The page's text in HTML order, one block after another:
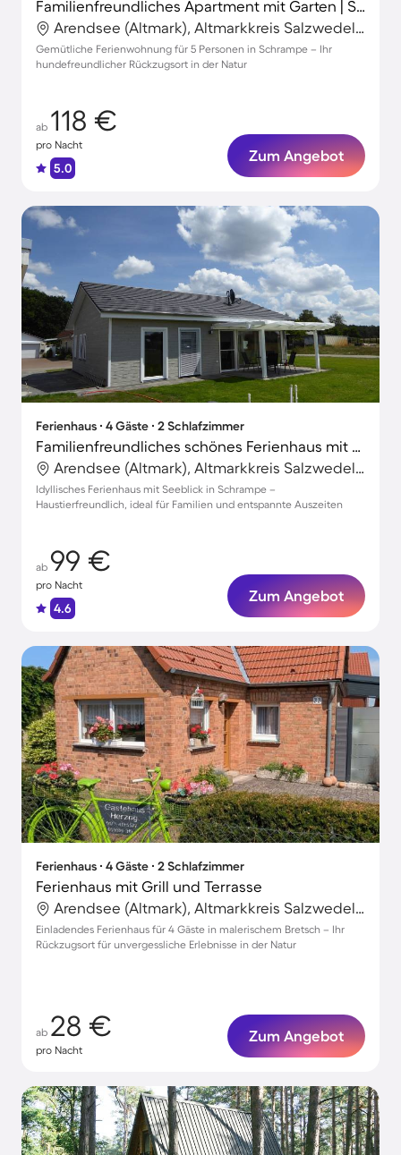
Familienfreundliches Apartment mit Garten | Seeblick | Haustiere erlaubt
Arendsee (Altmark), Altmarkkreis Salzwedel, Deutschland
Gemütliche Ferienwohnung für 5 Personen in Schrampe – Ihr
hundefreundlicher Rückzugsort in der Natur
ab 118 €
pro Nacht
5.0
Zum Angebot
Ferienhaus ∙ 4 Gäste ∙ 2 Schlafzimmer
Familienfreundliches schönes Ferienhaus mit Garten und Terrasse | Seeblick | Haustiere erlaubt
Arendsee (Altmark), Altmarkkreis Salzwedel, Deutschland
Idyllisches Ferienhaus mit Seeblick in Schrampe –
Haustierfreundlich, ideal für Familien und entspannte Auszeiten
ab 99 €
pro Nacht
4.6
Zum Angebot
Ferienhaus ∙ 4 Gäste ∙ 2 Schlafzimmer
Ferienhaus mit Grill und Terrasse
Arendsee (Altmark), Altmarkkreis Salzwedel, Deutschland
Einladendes Ferienhaus für 4 Gäste in malerischem Bretsch – Ihr
Rückzugsort für unvergessliche Erlebnisse in der Natur
ab 28 €
pro Nacht
Zum Angebot